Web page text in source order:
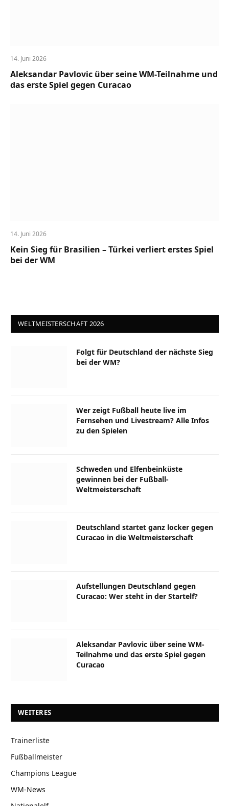
14. Juni 2026
Aleksandar Pavlovic über seine WM-Teilnahme und
das erste Spiel gegen Curacao
14. Juni 2026
Kein Sieg für Brasilien – Türkei verliert erstes Spiel
bei der WM
WELTMEISTERSCHAFT 2026
Folgt für Deutschland der nächste Sieg
bei der WM?
Wer zeigt Fußball heute live im
Fernsehen und Livestream? Alle Infos
zu den Spielen
Schweden und Elfenbeinküste
gewinnen bei der Fußball-
Weltmeisterschaft
Deutschland startet ganz locker gegen
Curacao in die Weltmeisterschaft
Aufstellungen Deutschland gegen
Curacao: Wer steht in der Startelf?
Aleksandar Pavlovic über seine WM-
Teilnahme und das erste Spiel gegen
Curacao
WEITERES
Trainerliste
Fußballmeister
Champions League
WM-News